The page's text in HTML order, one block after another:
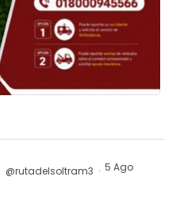
@rutadelsoltram3 · 5 Ago